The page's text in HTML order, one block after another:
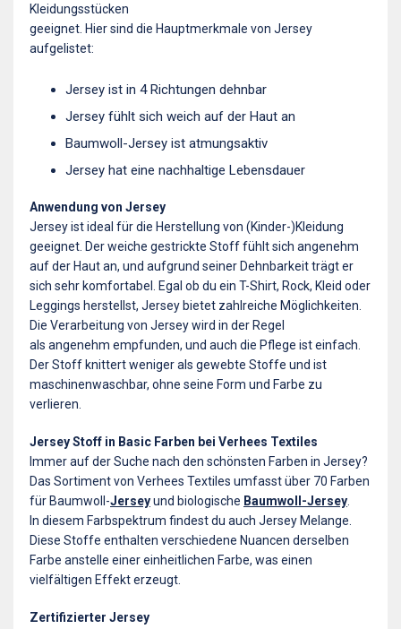
Kleidungsstücken
geeignet. Hier sind die Hauptmerkmale von Jersey
aufgelistet:
Jersey ist in 4 Richtungen dehnbar
Jersey fühlt sich weich auf der Haut an
Baumwoll-Jersey ist atmungsaktiv
Jersey hat eine nachhaltige Lebensdauer
Anwendung von Jersey
Jersey ist ideal für die Herstellung von (Kinder-)Kleidung
geeignet. Der weiche gestrickte Stoff fühlt sich angenehm
auf der Haut an, und aufgrund seiner Dehnbarkeit trägt er
sich sehr komfortabel. Egal ob du ein T-Shirt, Rock, Kleid oder
Leggings herstellst, Jersey bietet zahlreiche Möglichkeiten.
Die Verarbeitung von Jersey wird in der Regel
als angenehm empfunden, und auch die Pflege ist einfach.
Der Stoff knittert weniger als gewebte Stoffe und ist
maschinenwaschbar, ohne seine Form und Farbe zu
verlieren.
Jersey Stoff in Basic Farben bei Verhees Textiles
Immer auf der Suche nach den schönsten Farben in Jersey?
Das Sortiment von Verhees Textiles umfasst über 70 Farben
für Baumwoll-Jerseyund biologische Baumwoll-Jersey
In diesem Farbspektrum findest du auch Jersey Melange.
Diese Stoffe enthalten verschiedene Nuancen derselben
Farbe anstelle einer einheitlichen Farbe, was einen
vielfältigen Effekt erzeugt.
Zertifizierter Jersey